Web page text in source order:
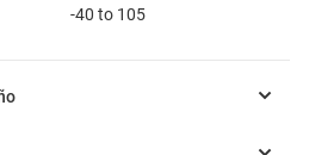
-40 to 105